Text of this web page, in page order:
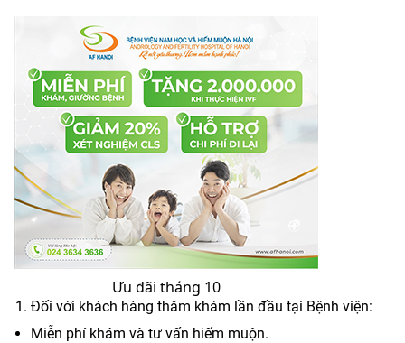
Ưu đãi tháng 10
Đối với khách hàng thăm khám lần đầu tại Bệnh viện:
Miễn phí khám và tư vấn hiếm muộn.